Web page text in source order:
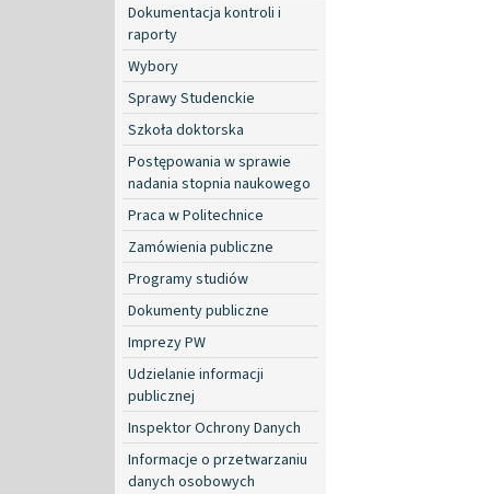
Dokumentacja kontroli i
raporty
Wybory
Sprawy Studenckie
Szkoła doktorska
Postępowania w sprawie
nadania stopnia naukowego
Praca w Politechnice
Zamówienia publiczne
Programy studiów
Dokumenty publiczne
Imprezy PW
Udzielanie informacji
publicznej
Inspektor Ochrony Danych
Informacje o przetwarzaniu
danych osobowych